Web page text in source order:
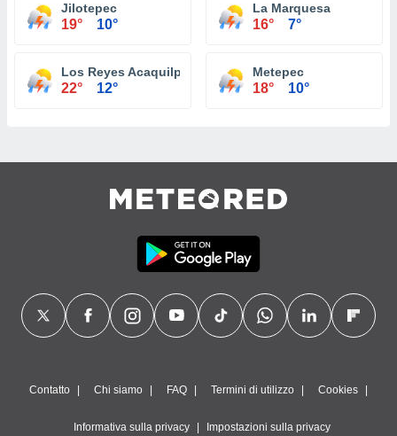
Jilotepec
19° 10°
La Marquesa
16° 7°
Los Reyes Acaquilpan
22° 12°
Metepec
18° 10°
Contatto Chi siamo FAQ Termini di utilizzo Cookies
Informativa sulla privacy Impostazioni sulla privacy